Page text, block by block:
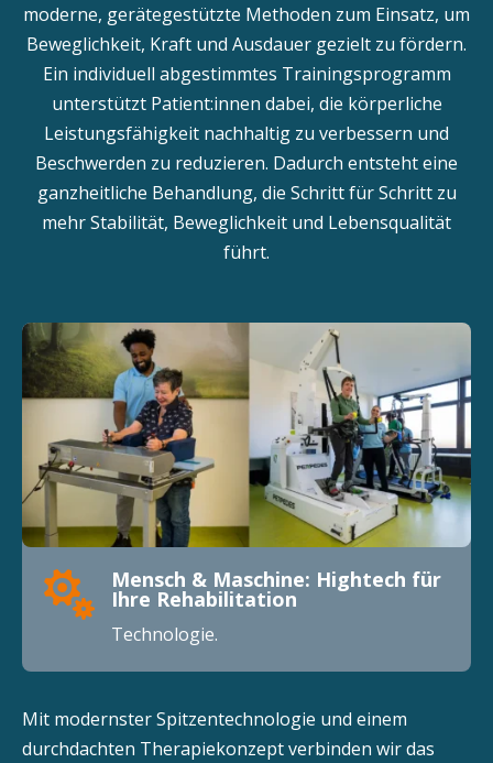
moderne, gerätegestützte Methoden zum Einsatz, um
Beweglichkeit, Kraft und Ausdauer gezielt zu fördern.
Ein individuell abgestimmtes Trainingsprogramm
unterstützt Patient:innen dabei, die körperliche
Leistungsfähigkeit nachhaltig zu verbessern und
Beschwerden zu reduzieren. Dadurch entsteht eine
ganzheitliche Behandlung, die Schritt für Schritt zu
mehr Stabilität, Beweglichkeit und Lebensqualität
führt.
 Mensch & Maschine: Hightech für
Ihre Rehabilitation
Technologie.
Mit modernster Spitzentechnologie und einem
durchdachten Therapiekonzept verbinden wir das